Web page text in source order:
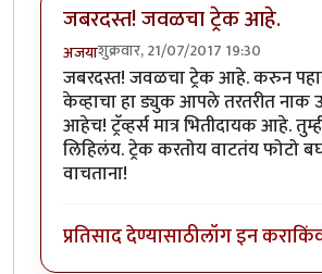
जबरदस्त! जवळचा ट्रेक आहे.
अजयाशुक्रवार, 21/07/2017 19:30
जबरदस्त! जवळचा ट्रेक आहे. करुन
केव्हाचा हा ड्युक आपले तरतरीत नाक
आहेच! ट्रॅव्हर्स मात्र भितीदायक आहे.
लिहिलंय. ट्रेक करतोय वाटतंय फोटो
वाचताना!
प्रतिसाद देण्यासाठीलॉग इन करा